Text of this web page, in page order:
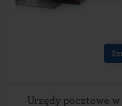
Urzędy pocztowe